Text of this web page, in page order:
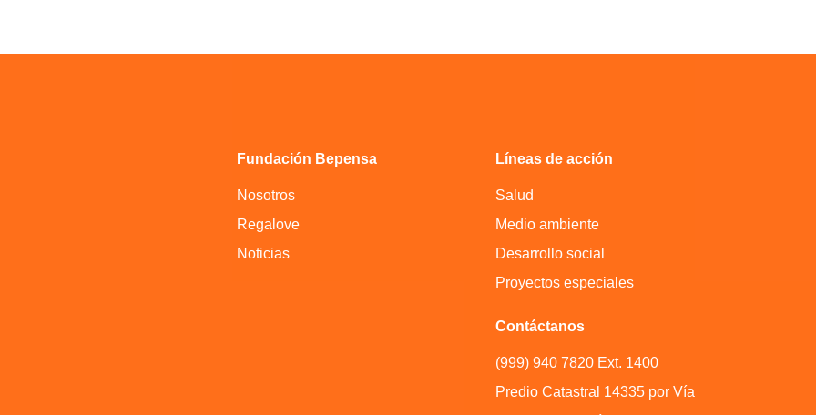
Fundación Bepensa
Nosotros
Regalove
Noticias
Líneas de acción
Salud
Medio ambiente
Desarrollo social
Proyectos especiales
Contáctanos
(999) 940 7820 Ext. 1400
Predio Catastral 14335 por Vía